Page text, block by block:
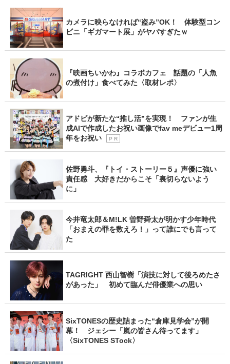
カメラに映らなければ“盗み”OK！ 体験型コン
ビニ「ギガマート展」がヤバすぎたｗ
『映画ちいかわ』コラボカフェ 話題の「人魚
の煮付け」食べてみた〈取材レポ〉
アドビが新たな“推し活”を実現！ ファンが生
成AIで作成したお祝い画像でfav meデビュー1周
年をお祝い
P R
佐野勇斗、『トイ・ストーリー５』声優に強い
責任感 大好きだからこそ「裏切らないよう
に」
今井竜太郎＆M!LK 曽野舜太が明かす少年時代
「おまえの罪を数えろ！」って誰にでも言って
た
TAGRIGHT 西山智樹「演技に対して後ろめたさ
があった」 初めて臨んだ俳優業への思い
SixTONESの歴史詰まった“倉庫見学会”が開
幕！ ジェシー「嵐の皆さん待ってます」
〈SixTONES STock〉